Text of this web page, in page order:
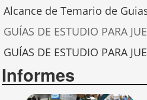
Alcance de Temario de
GUÍAS DE ESTUDIO PARA
GUÍAS DE ESTUDIO PARA
Informes